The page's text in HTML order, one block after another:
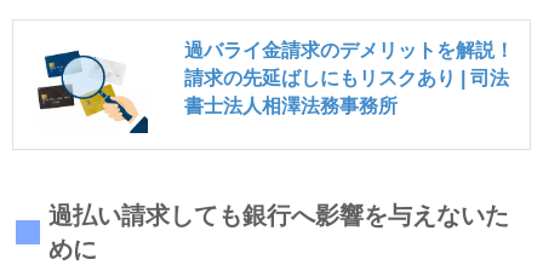
過バライ金請求のデメリットを解説！
請求の先延ばしにもリスクあり | 司法
書士法人相澤法務事務所
過払い請求しても銀行へ影響を与えないた
めに